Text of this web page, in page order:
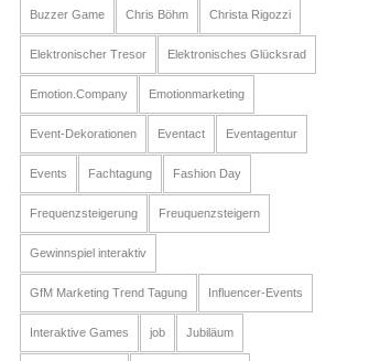
Buzzer Game Chris Böhm Christa Rigozzi
Elektronischer Tresor Elektronisches Glücksrad
Emotion.Company Emotionmarketing
Event-Dekorationen Eventact Eventagentur
Events Fachtagung Fashion Day
Frequenzsteigerung Freuquenzsteigern
Gewinnspiel interaktiv
GfM Marketing Trend Tagung Influencer-Events
Interaktive Games job Jubiläum